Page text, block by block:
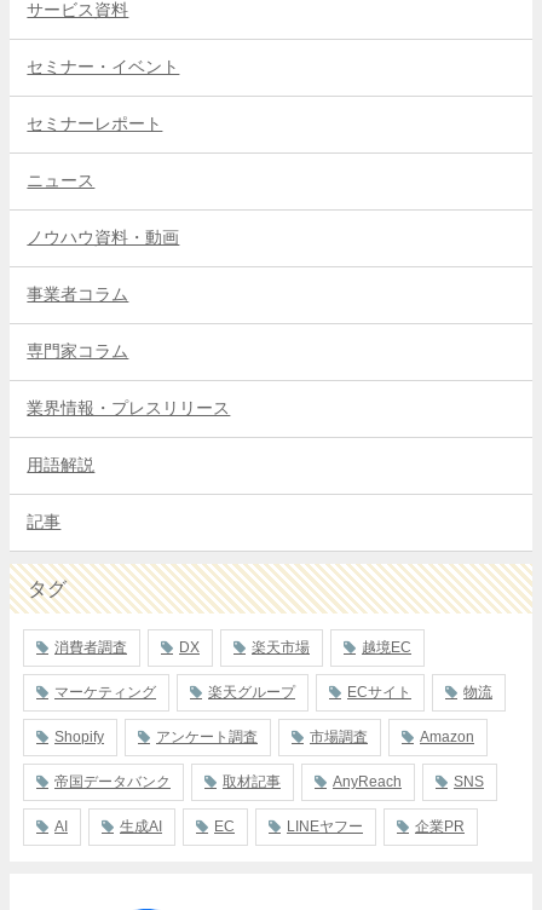
サービス資料
セミナー・イベント
セミナーレポート
ニュース
ノウハウ資料・動画
事業者コラム
専門家コラム
業界情報・プレスリリース
用語解説
記事
タグ
消費者調査 DX 楽天市場 越境EC
マーケティング 楽天グループ ECサイト 物流
Shopify アンケート調査 市場調査 Amazon
帝国データバンク 取材記事 AnyReach SNS
AI 生成AI EC LINEヤフー 企業PR